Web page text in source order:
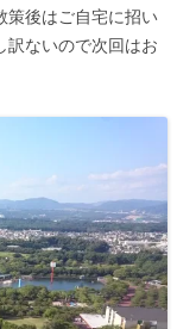
策後はご自宅に招い
訳ないので次回はお